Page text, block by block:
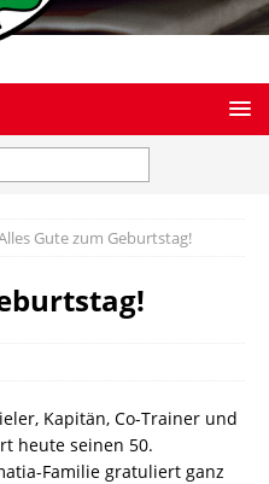
Gute zum Geburtstag!
Kapitän, Co-Trainer und
heute seinen 50.
Familie gratuliert ganz